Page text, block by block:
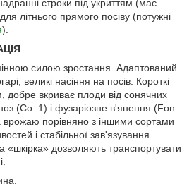
строки під укриттям (має
літнього прямого посіву (потужні
).
силою зростання. Адаптований
великі насіння на посів. Короткі
добре вкриває плоди від сонячних
(Co: 1) і фузаріозне в'янення (Fon:
врожаю порівняно з іншими сортами
і стабільної зав'язування.
«шкірка» дозволяють транспортувати